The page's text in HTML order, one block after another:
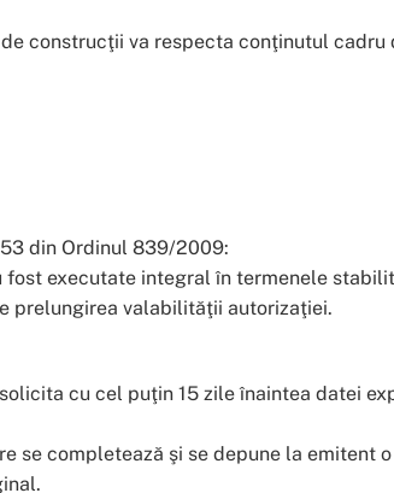
construcţii va respecta conţinutul cadru
din Ordinul 839/2009:
executate integral în termenele
prelungirea valabilităţii autorizaţiei.
cu cel puţin 15 zile înaintea datei
se completează şi se depune la emitent